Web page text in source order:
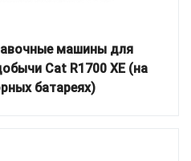
машины для
Cat R1700 XE (на
батареях)